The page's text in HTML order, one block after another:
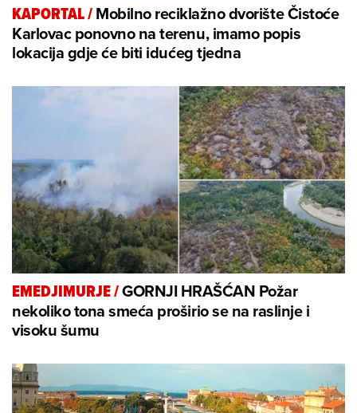
KAPORTAL/Mobilno reciklažno dvorište Čistoće
Karlovac ponovno na terenu, imamo popis
lokacija gdje će biti idućeg tjedna
EMEDJIMURJE/GORNJI HRAŠĆAN Požar
nekoliko tona smeća proširio se na raslinje i
visoku šumu